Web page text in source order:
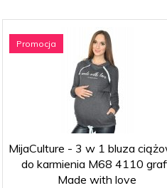
Promocja
MijaCulture - 3 w 1 bluza
do karmienia M68 4110
Made with love